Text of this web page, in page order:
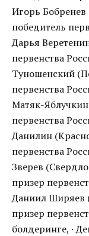
Игорь Бобренев
победитель
Дарья
первенства
Туношенский
первенства
Матяк-
первенства
Данилин
первенства
Зверев
призер
Даниил Ширяев
призер
болдеринге, ·